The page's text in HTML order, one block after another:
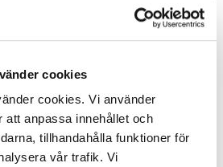
cookies
cookies. Vi använder
att anpassa innehållet och
tillhandahålla funktioner för
vår trafik. Vi